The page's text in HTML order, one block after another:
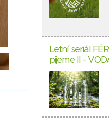
Letní seriál
pijeme II -